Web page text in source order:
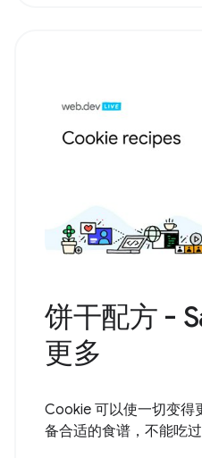
饼干配方 -
更多
Cookie 可以使一切变得
备合适的食谱，不能吃